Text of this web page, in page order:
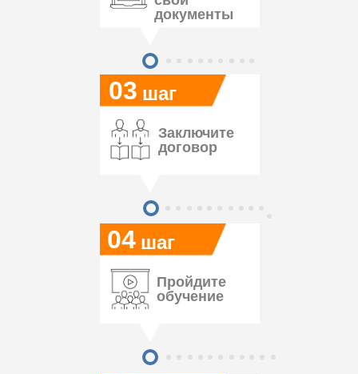
04
03 шаг
шаг
документы
Заключите
договор
Пройдите
обучение